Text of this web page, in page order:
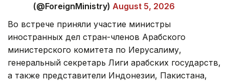
(@ForeignMinistry) August 5, 2026
Во встрече приняли участие министры
иностранных дел стран-членов Арабского
министерского комитета по Иерусалиму,
генеральный секретарь Лиги арабских государств,
а также представители Индонезии, Пакистана,